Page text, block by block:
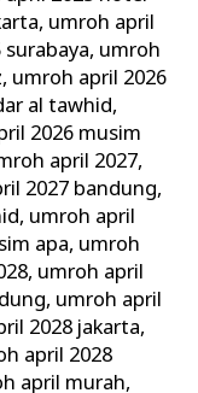
, umroh april
surabaya, umroh
, umroh april 2026
al tawhid,
2026 musim
april 2027,
2027 bandung,
, umroh april
apa, umroh
, umroh april
, umroh april
2028 jakarta,
april 2028
april murah,